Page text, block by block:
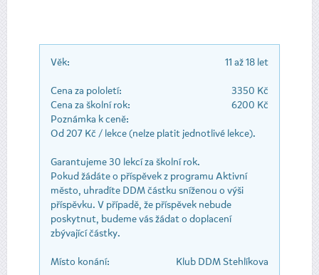
Věk: 11 až 18 let
Cena za pololetí:
3350 Kč
Cena za školní rok:
6200 Kč
Poznámka k ceně:
Od 207 Kč / lekce (nelze platit jednotlivé lekce).
Garantujeme 30 lekcí za školní rok.
Pokud žádáte o příspěvek z programu Aktivní
město, uhradíte DDM částku sníženou o výši
příspěvku. V případě, že příspěvek nebude
poskytnut, budeme vás žádat o doplacení
zbývající částky.
Místo konání: Klub DDM Stehlíkova